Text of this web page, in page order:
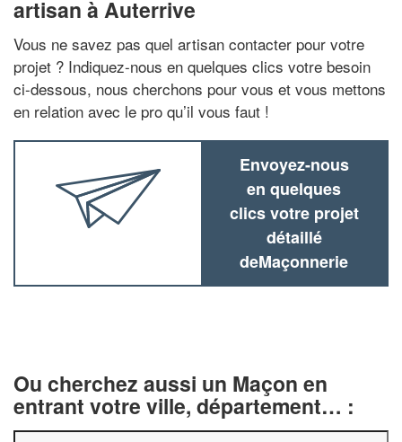
artisan à Auterrive
Vous ne savez pas quel artisan contacter pour votre
projet ? Indiquez-nous en quelques clics votre besoin
ci-dessous, nous cherchons pour vous et vous mettons
en relation avec le pro qu’il vous faut !
Envoyez-nous
en quelques
clics votre projet
détaillé
deMaçonnerie
Ou cherchez aussi un Maçon en
entrant votre ville, département… :